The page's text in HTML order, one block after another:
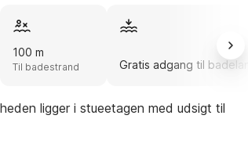
100 m
Til badestrand Gratis adgang til
ligger i stueetagen med udsigt til